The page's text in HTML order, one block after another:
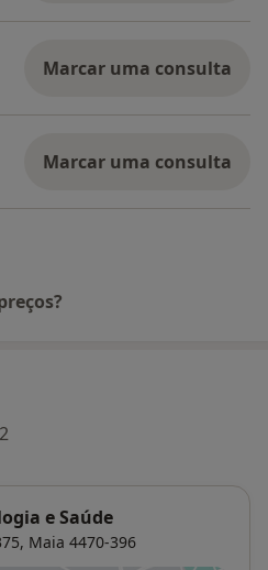
Marcar uma consulta
Marcar uma consulta
e Saúde
Maia 4470-396